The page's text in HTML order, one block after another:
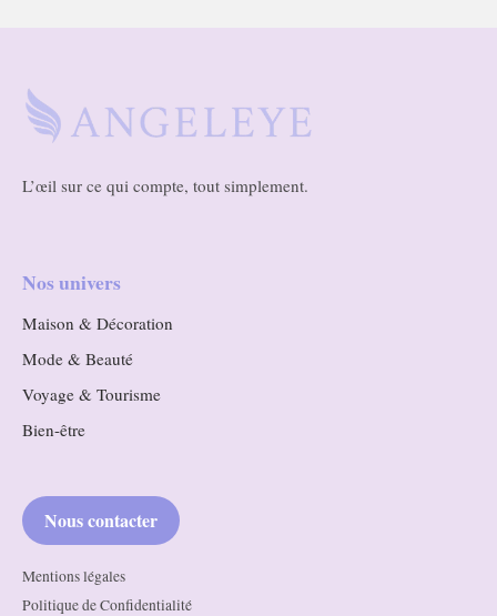
L’œil sur ce qui compte, tout simplement.
Nos univers
Maison & Décoration
Mode & Beauté
Voyage & Tourisme
Bien-être
Nous contacter
Mentions légales
Politique de Confidentialité